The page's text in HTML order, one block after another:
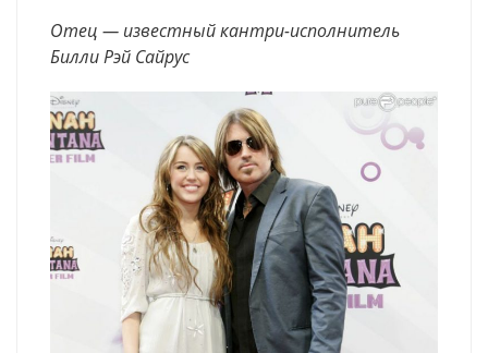
Отец — известный кантри-исполнитель
Билли Рэй Сайрус